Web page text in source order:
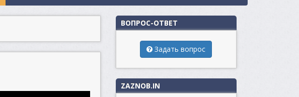
ВОПРОС-ОТВЕТ
Задать вопрос
ZAZNOB.IN